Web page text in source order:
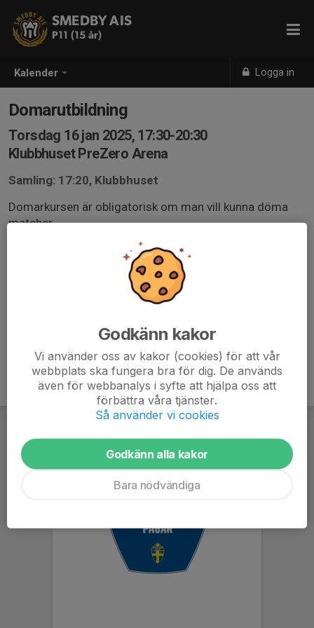
Kalender Logga in
SMEDBY AIS
P11 (15 år)
Domarutbildning
Torsdag 16 jan 2025, 17:30-20:30
Klubbhuset PreZero Arena
Samling: 17:20, Klubbhuset
Domarkursen är obligatorisk om man vill kunna döma
matcher.
Godkänn kakor
Vi använder oss av kakor (cookies) för att vår
webbplats ska fungera bra för dig. De används
även för webbanalys i syfte att hjälpa oss att
förbättra våra tjänster.
Så använder vi cookies
Godkänn alla kakor
Bara nödvändiga